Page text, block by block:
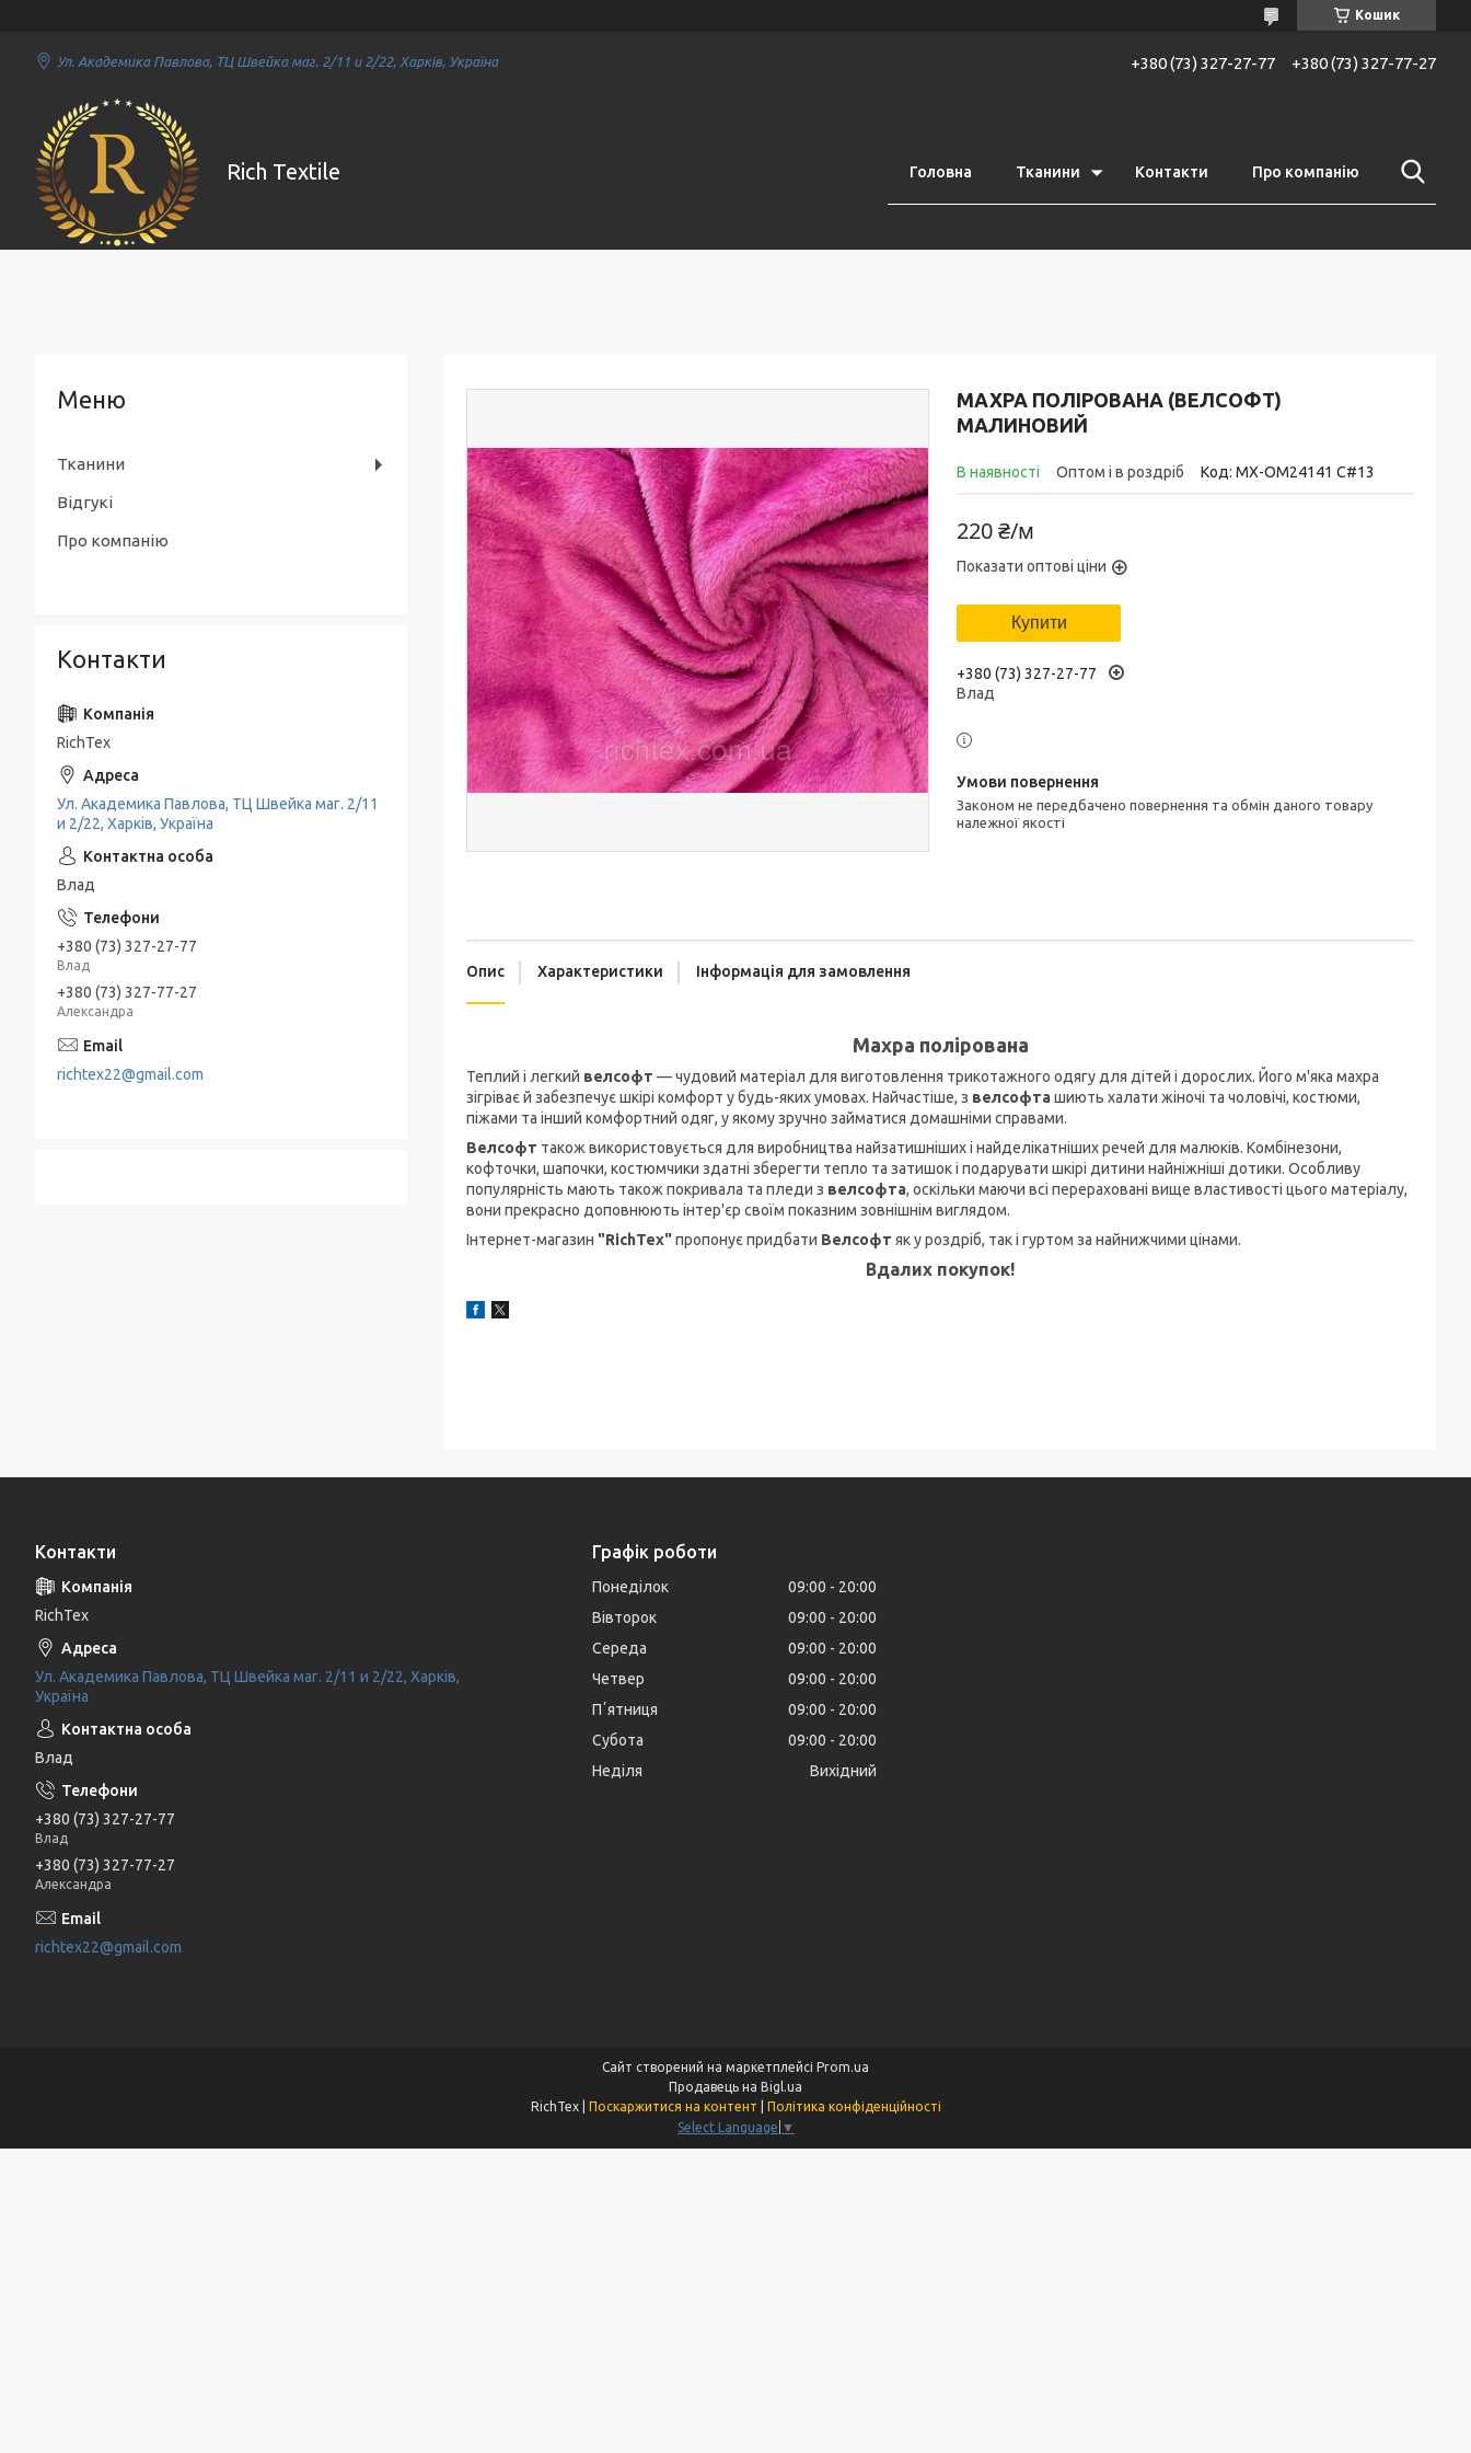
Кошик
Ул. Академика Павлова, ТЦ Швейка маг. 2/11 и 2/22, Харків, Україна +380 (73) 327-27-77 +380 (73) 327-77-27
Rich Textile Головна Тканини Контакти Про компанію
МАХРА ПОЛІРОВАНА (ВЕЛСОФТ)
МАЛИНОВИЙ
В наявності Оптом і в роздріб Код: MX-OM24141 C#13
220 ₴/м
Показати оптові ціни
Купити
+380 (73) 327-27-77
Влад
Законом не передбачено повернення та обмін даного товару
належної якості
Опис Характеристики Інформація для замовлення
Махра полірована
Теплий і легкий велсофт — чудовий матеріал для виготовлення трикотажного одягу для дітей і дорослих. Його м'яка махра
зігріває й забезпечує шкірі комфорт у будь-яких умовах. Найчастіше, з велсофта шиють халати жіночі та чоловічі, костюми,
піжами та інший комфортний одяг, у якому зручно займатися домашніми справами.
Велсофт також використовується для виробництва найзатишніших і найделікатніших речей для малюків. Комбінезони,
кофточки, шапочки, костюмчики здатні зберегти тепло та затишок і подарувати шкірі дитини найніжніші дотики. Особливу
популярність мають також покривала та пледи з велсофта, оскільки маючи всі перераховані вище властивості цього матеріалу,
вони прекрасно доповнюють інтер'єр своїм показним зовнішнім виглядом.
Інтернет-магазин "RichTex" пропонує придбати Велсофт як у роздріб, так і гуртом за найнижчими цінами.
Вдалих покупок!
Тканини
Відгукі
Про компанію
Контакти
RichTex
Ул. Академика Павлова, ТЦ Швейка маг. 2/11
и 2/22, Харків, Україна
Влад
+380 (73) 327-27-77
Влад
+380 (73) 327-77-27
Александра
richtex22@gmail.com
Контакти
RichTex
Ул. Академика Павлова, ТЦ Швейка маг. 2/11 и 2/22, Харків,
Україна
Влад
+380 (73) 327-27-77
Влад
+380 (73) 327-77-27
Александра
richtex22@gmail.com
Графік роботи
Понеділок 09:00
20:00
Вівторок
09:00
20:00
Середа
09:00
20:00
Четвер
09:00
20:00
Пʼятниця
09:00
20:00
Субота
09:00
20:00
Неділя
Вихідний
Сайт створений на маркетплейсі Prom.ua
Продавець на Bigl.ua
Поскаржитися на контент
Політика конфіденційності
Select Language ▼